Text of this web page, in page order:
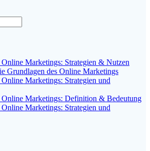
Online Marketings: Strategien & Nutzen
Grundlagen des Online Marketings
Marketings: Strategien und
Online Marketings: Definition & Bedeutung
Marketings: Strategien und